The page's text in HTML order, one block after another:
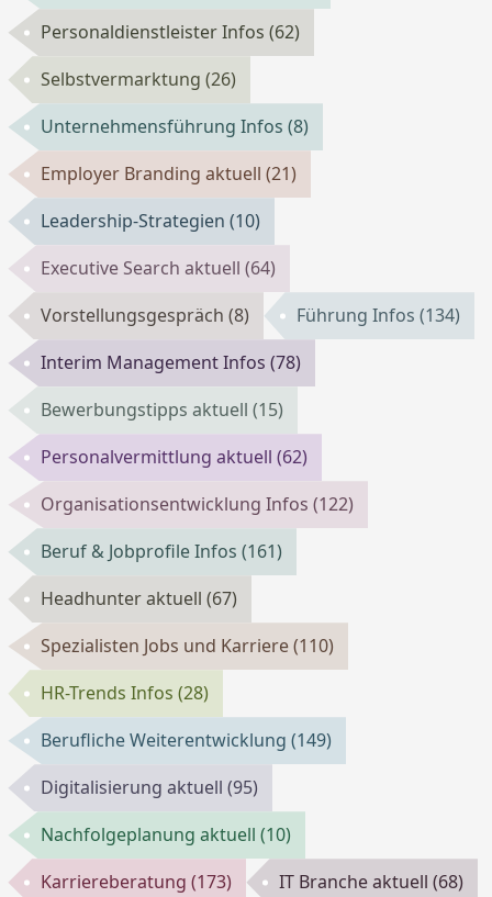
Personaldienstleister Infos(62)
Selbstvermarktung(26)
Unternehmensführung Infos(8)
Employer Branding aktuell(21)
Leadership-Strategien(10)
Executive Search aktuell(64)
Vorstellungsgespräch(8) Führung Infos(134)
Interim Management Infos(78)
Bewerbungstipps aktuell(15)
Personalvermittlung aktuell(62)
Organisationsentwicklung Infos(122)
Beruf & Jobprofile Infos(161)
Headhunter aktuell(67)
Spezialisten Jobs und Karriere(110)
HR-Trends Infos(28)
Berufliche Weiterentwicklung(149)
Digitalisierung aktuell(95)
Nachfolgeplanung aktuell(10)
Karriereberatung(173) IT Branche aktuell(68)